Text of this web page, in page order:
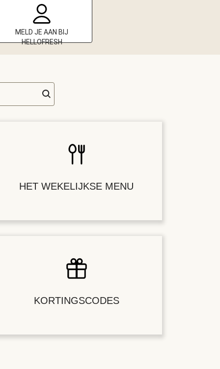
MELD JE AAN BIJ
HELLOFRESH
HET WEKELIJKSE MENU
KORTINGSCODES